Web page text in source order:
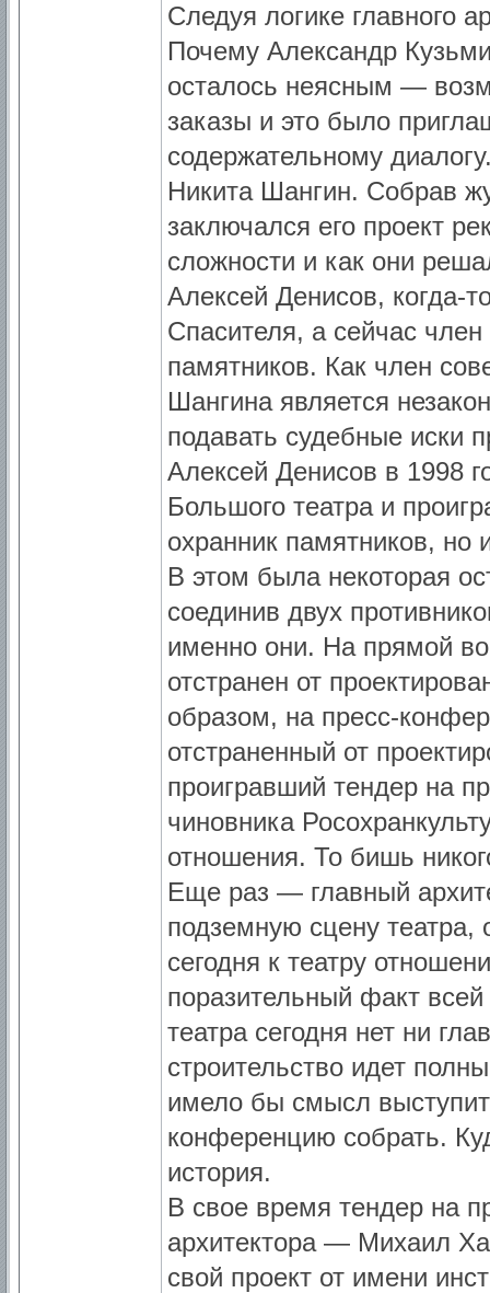
Следуя логике главного
Почему Александр
осталось неясным —
заказы и это было
содержательному
Никита Шангин. Собрав
заключался его проект
сложности и как они
Алексей Денисов, когда-
Спасителя, а сейчас
памятников. Как член
Шангина является
подавать судебные иски
Алексей Денисов в 1998
Большого театра и
охранник памятников, но
В этом была некоторая
соединив двух
именно они. На прямой
отстранен от
образом, на пресс-
отстраненный от
проигравший тендер на
чиновника
отношения. То бишь
Еще раз — главный
подземную сцену
сегодня к театру
поразительный факт
театра сегодня нет ни
строительство идет
имело бы смысл
конференцию собрать.
история.
В свое время тендер на
архитектора — Михаил
свой проект от имени